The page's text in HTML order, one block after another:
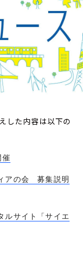
した内容は以下の
アの会 募集説明
ルサイト「サイエ